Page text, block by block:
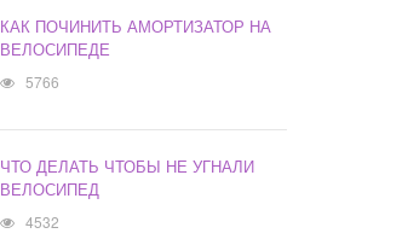
КАК ПОЧИНИТЬ АМОРТИЗАТОР НА
ВЕЛОСИПЕДЕ
5766
ЧТО ДЕЛАТЬ ЧТОБЫ НЕ УГНАЛИ
ВЕЛОСИПЕД
4532